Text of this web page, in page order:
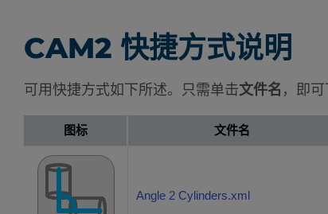
CAM2 快捷方式说明
可用快捷方式如下所述。只需单击文件名 ，即
图标 文件名
Angle 2 Cylinders.xml